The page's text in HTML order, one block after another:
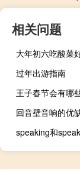
相关问题
大年初六吃酸菜
过年出游指南
王子春节会有哪
回音壁音响的优
speaking和